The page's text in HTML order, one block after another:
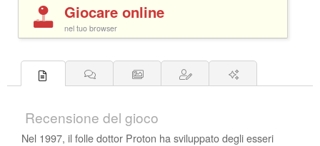
Giocare online
nel tuo browser
Recensione del gioco
Nel 1997, il folle dottor Proton ha sviluppato degli esseri